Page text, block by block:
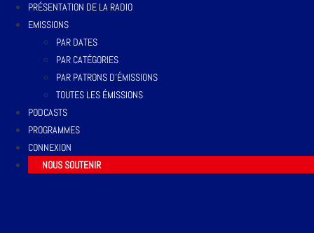
PRÉSENTATION DE LA RADIO
EMISSIONS
PAR DATES
PAR CATÉGORIES
PAR PATRONS D’ÉMISSIONS
TOUTES LES ÉMISSIONS
PODCASTS
PROGRAMMES
CONNEXION
NOUS SOUTENIR